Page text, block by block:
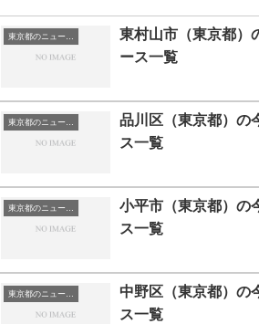
東京都のニュース一覧
東村山市（東京都）
ース一覧
東京都のニュース一覧
品川区（東京都）の
ス一覧
東京都のニュース一覧
小平市（東京都）の
ス一覧
東京都のニュース一覧
中野区（東京都）の
ス一覧